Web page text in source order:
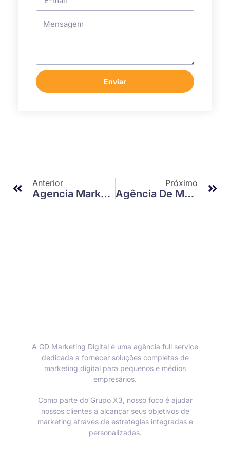
Enviar
Anterior
Agencia Marketing Digital Ribeirao Preto: Como Destacar Sua Marca
Próximo
Agência De Marketing Para Restaurantes: Como Destacar Seu Negócio Em Meio À Concorrência
A GD Marketing Digital é uma agência full service
dedicada a fornecer soluções completas de
marketing digital para pequenos e médios
empresários.
Como parte do Grupo X3, nosso foco é ajudar
nossos clientes a alcançar seus objetivos de
marketing através de estratégias integradas e
personalizadas.